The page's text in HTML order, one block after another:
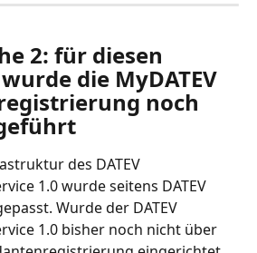
2: für diesen
die MyDATEV
noch
des DATEV
1.0 wurde seitens DATEV
Wurde der DATEV
1.0 bisher noch nicht über